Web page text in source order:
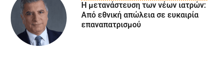
Η μετανάστευση των νέων ιατρών:
Aπό εθνική απώλεια σε ευκαιρία
επαναπατρισμού